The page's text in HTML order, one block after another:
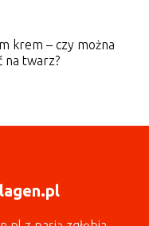
krem – czy można
na twarz?